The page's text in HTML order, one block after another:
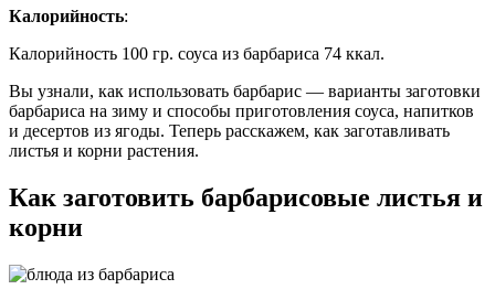
Калорийность:
Калорийность 100 гр. соуса из барбариса 74 ккал.
Вы узнали, как использовать барбарис — варианты заготовки
барбариса на зиму и способы приготовления соуса, напитков
и десертов из ягоды. Теперь расскажем, как заготавливать
листья и корни растения.
Как заготовить барбарисовые листья и
корни